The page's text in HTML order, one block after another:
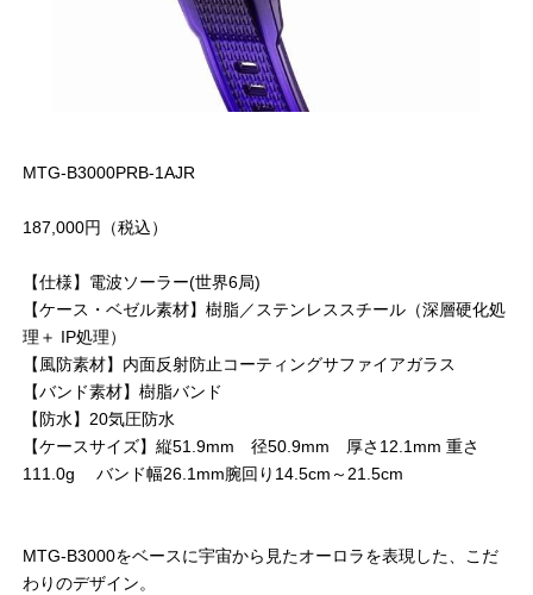
MTG-B3000PRB-1AJR
187,000円（税込）
【仕様】電波ソーラー(世界6局)
【ケース・ベゼル素材】樹脂／ステンレススチール（深層硬化処
理＋ IP処理）
【風防素材】内面反射防止コーティングサファイアガラス
【バンド素材】樹脂バンド
【防水】20気圧防水
【ケースサイズ】縦51.9mm 径50.9mm 厚さ12.1mm 重さ
111.0g バンド幅26.1mm腕回り14.5cm～21.5cm
MTG-B3000をベースに宇宙から見たオーロラを表現した、こだ
わりのデザイン。